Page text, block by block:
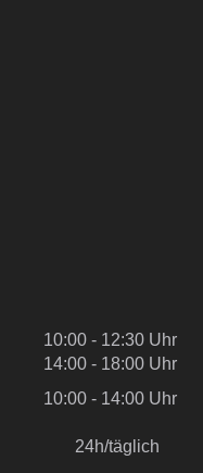
10:00 - 12:30 Uhr
14:00 - 18:00 Uhr
10:00 - 14:00 Uhr
24h/täglich